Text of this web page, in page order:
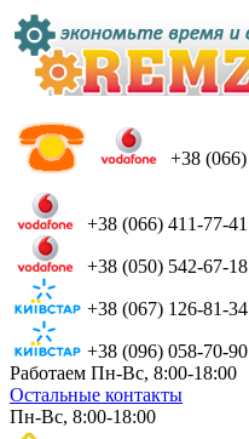
+38
+38 (066) 411-77-41
+38 (050) 542-67-18
+38 (067) 126-81-34
+38 (096) 058-70-90
Работаем Пн-Вс, 8:00-18:00
Остальные контакты
Пн-Вс, 8:00-18:00